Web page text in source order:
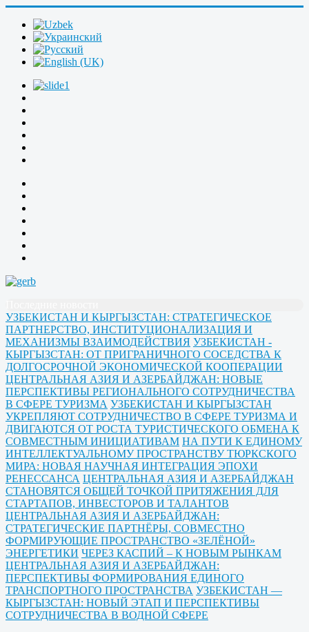
УЗБЕКИСТАН И КЫРГЫЗСТАН: СТРАТЕГИЧЕСКОЕ
ПАРТНЕРСТВО, ИНСТИТУЦИОНАЛИЗАЦИЯ И
МЕХАНИЗМЫ ВЗАИМОДЕЙСТВИЯ УЗБЕКИСТАН -
КЫРГЫЗСТАН: ОТ ПРИГРАНИЧНОГО СОСЕДСТВА К
ДОЛГОСРОЧНОЙ ЭКОНОМИЧЕСКОЙ КООПЕРАЦИИ
ЦЕНТРАЛЬНАЯ АЗИЯ И АЗЕРБАЙДЖАН: НОВЫЕ
ПЕРСПЕКТИВЫ РЕГИОНАЛЬНОГО СОТРУДНИЧЕСТВА
В СФЕРЕ ТУРИЗМА УЗБЕКИСТАН И КЫРГЫЗСТАН
УКРЕПЛЯЮТ СОТРУДНИЧЕСТВО В СФЕРЕ ТУРИЗМА И
ДВИГАЮТСЯ ОТ РОСТА ТУРИСТИЧЕСКОГО ОБМЕНА К
СОВМЕСТНЫМ ИНИЦИАТИВАМ НА ПУТИ К ЕДИНОМУ
ИНТЕЛЛЕКТУАЛЬНОМУ ПРОСТРАНСТВУ ТЮРКСКОГО
МИРА: НОВАЯ НАУЧНАЯ ИНТЕГРАЦИЯ ЭПОХИ
РЕНЕССАНСА ЦЕНТРАЛЬНАЯ АЗИЯ И АЗЕРБАЙДЖАН
СТАНОВЯТСЯ ОБЩЕЙ ТОЧКОЙ ПРИТЯЖЕНИЯ ДЛЯ
СТАРТАПОВ, ИНВЕСТОРОВ И ТАЛАНТОВ
ЦЕНТРАЛЬНАЯ АЗИЯ И АЗЕРБАЙДЖАН:
СТРАТЕГИЧЕСКИЕ ПАРТНЁРЫ, СОВМЕСТНО
ФОРМИРУЮЩИЕ ПРОСТРАНСТВО «ЗЕЛЁНОЙ»
ЭНЕРГЕТИКИ ЧЕРЕЗ КАСПИЙ – К НОВЫМ РЫНКАМ
ЦЕНТРАЛЬНАЯ АЗИЯ И АЗЕРБАЙДЖАН:
ПЕРСПЕКТИВЫ ФОРМИРОВАНИЯ ЕДИНОГО
ТРАНСПОРТНОГО ПРОСТРАНСТВА УЗБЕКИСТАН —
КЫРГЫЗСТАН: НОВЫЙ ЭТАП И ПЕРСПЕКТИВЫ
СОТРУДНИЧЕСТВА В ВОДНОЙ СФЕРЕ